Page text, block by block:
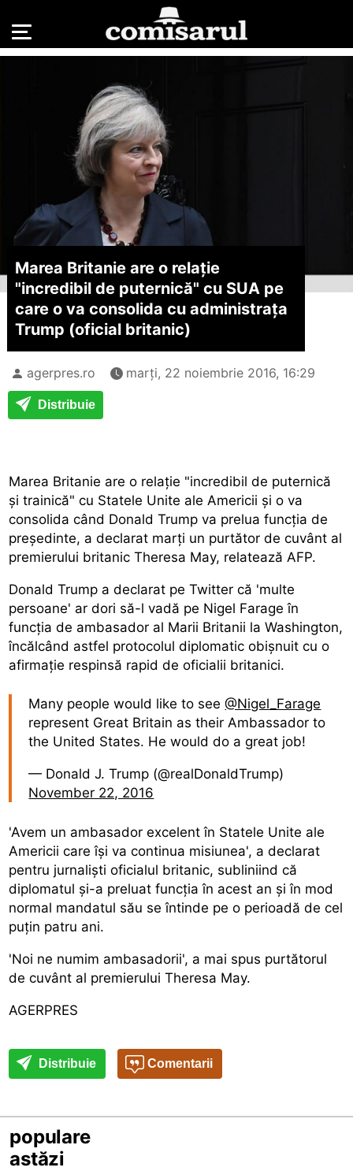
Marea Britanie are o relație
"incredibil de puternică" cu SUA pe
care o va consolida cu administrața
Trump (oficial britanic)
agerpres.ro marți, 22 noiembrie 2016, 16:29
Distribuie
Marea Britanie are o relație "incredibil de puternică
și trainică" cu Statele Unite ale Americii și o va
consolida când Donald Trump va prelua funcția de
președinte, a declarat marți un purtător de cuvânt al
premierului britanic Theresa May, relatează AFP.
Donald Trump a declarat pe Twitter că 'multe
persoane' ar dori să-l vadă pe Nigel Farage în
funcția de ambasador al Marii Britanii la Washington,
încălcând astfel protocolul diplomatic obișnuit cu o
afirmație respinsă rapid de oficialii britanici.
Many people would like to see@Nigel_Farage
represent Great Britain as their Ambassador to
the United States. He would do a great job!
— Donald J. Trump (@realDonaldTrump)
November 22, 2016
'Avem un ambasador excelent în Statele Unite ale
Americii care își va continua misiunea', a declarat
pentru jurnaliști oficialul britanic, subliniind că
diplomatul și-a preluat funcția în acest an și în mod
normal mandatul său se întinde pe o perioadă de cel
puțin patru ani.
'Noi ne numim ambasadorii', a mai spus purtătorul
de cuvânt al premierului Theresa May.
AGERPRES
Distribuie Comentarii
populare
astăzi